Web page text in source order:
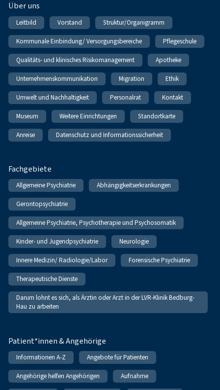
Über uns
Leitbild Vorstand Struktur/Organigramm
Kommunale Einbindung/ Versorgungsbereiche Pflegeschule
Qualitäts- und klinisches Risikomanagement Apotheke
Unternehmenskommunikation Migration Ethik
Umwelt und Nachhaltigkeit Personalrat Kontakt
Museum Weitere Einrichtungen Standortkarte
Anreise Datenschutz und Informationssicherheit
Fachgebiete
Allgemeine Psychiatrie Abhängigkeitserkrankungen
Gerontopsychiatrie
Allgemeine Psychiatrie, Psychotherapie und Psychosomatik
Kinder- und Jugendpsychiatrie Neurologie
Innere Medizin/ Radiologie/Labor Forensische Psychiatrie
Therapeutische Dienste
Darum lohnt es sich, als Ärztin oder Arzt in der LVR-Klinik Bedburg-
Hau zu arbeiten
Patient*innen & Angehörige
Informationen A-Z Angebote für Patienten
Angehörige helfen Angehörigen Aufnahme